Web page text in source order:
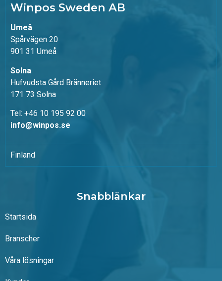
Winpos Sweden AB
Umeå
Spårvägen 20
901 31 Umeå
Solna
Hufvudsta Gård Bränneriet
171 73 Solna
Tel: +46 10 195 92 00
info@winpos.se
Finland
Snabblänkar
Startsida
Branscher
Våra lösningar